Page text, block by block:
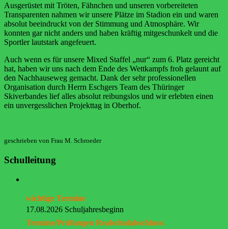
Ausgerüstet mit Tröten, Fähnchen und unseren vorbereiteten
Transparenten nahmen wir unsere Plätze im Stadion ein und waren
absolut beeindruckt von der Stimmung und Atmosphäre. Wir
konnten gar nicht anders und haben kräftig mitgeschunkelt und die
Sportler lautstark angefeuert.
Auch wenn es für unsere Mixed Staffel „nur“ zum 6. Platz gereicht
hat, haben wir uns nach dem Ende des Wettkampfs froh gelaunt auf
den Nachhauseweg gemacht. Dank der sehr professionellen
Organisation durch Herrn Eschgers Team des Thüringer
Skiverbandes lief alles absolut reibungslos und wir erlebten einen
ein unvergesslichen Projekttag in Oberhof.
geschrieben von Frau M. Schroeder
Schulleitung
wichtige Termine
17.08.2026 Schuljahresbeginn
Termine/Prüfungen Realschulabschluss: